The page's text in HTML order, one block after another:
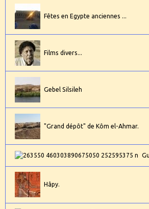
Fêtes en Egypte anciennes ...
Films divers...
Gebel Silsileh
"Grand dépôt" de Kôm el-Ahmar.
Hâpy.